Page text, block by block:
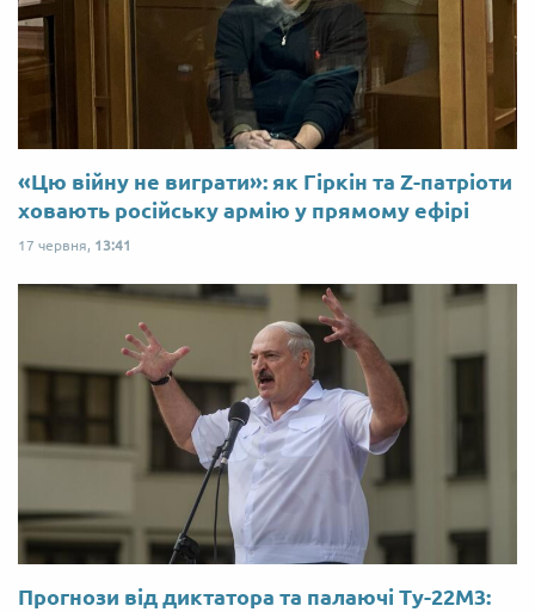
«Цю війну не виграти»: як Гіркін та Z-патріоти
ховають російську армію у прямому ефірі
17 червня, 13:41
Прогнози від диктатора та палаючі Ту-22М3: